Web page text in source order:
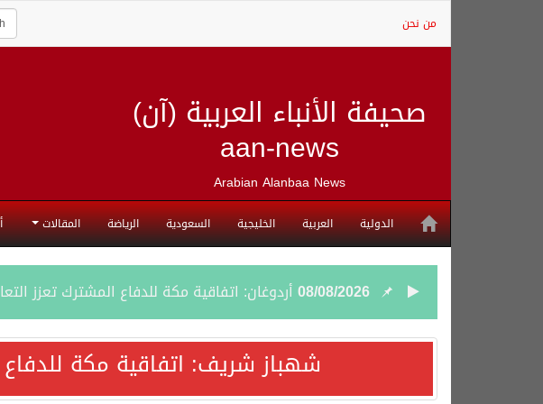
من نحن
صحيفة الأنباء العربية (آن)
aan-news
Arabian Alanbaa News
الدولية العربية الخليجية السعودية الرياضة المقالات
08/08/2026 أردوغان: اتفاقية مكة للدفاع المشترك تعزز
08/08/2026سمو وزير الخارجية : اتفاقية مكة تعكس
شهباز شريف: اتفاقية مكة